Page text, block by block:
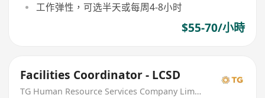
工作弹性，可选半天或每周4-8小时
$55-70/小時
Facilities Coordinator - LCSD
TG Human Resource Services Company Limited